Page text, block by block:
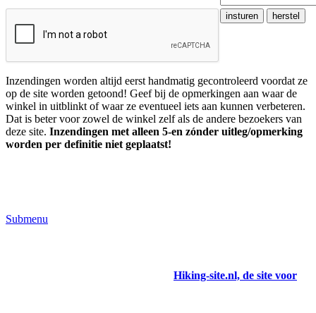
Inzendingen worden altijd eerst handmatig gecontroleerd voordat ze
op de site worden getoond! Geef bij de opmerkingen aan waar de
winkel in uitblinkt of waar ze eventueel iets aan kunnen verbeteren.
Dat is beter voor zowel de winkel zelf als de andere bezoekers van
deze site. Inzendingen met alleen 5-en zónder uitleg/opmerking
worden per definitie niet geplaatst!
Submenu
Hiking-site.nl, de site voor